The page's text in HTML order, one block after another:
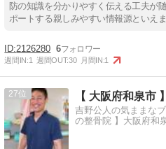
防の知識を分かりやすく伝える工夫が
ポートする親しみやすい情報源といえま
2126280 6
週間IN:1 週間OUT:30 月間IN:1
27 【 大阪府和泉市
吉野公人の気ままな
の整骨院 】大阪府和